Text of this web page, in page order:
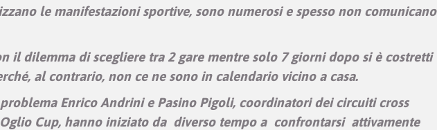
le manifestazioni sportive, sono numerosi e spesso non comunicano
il dilemma di scegliere tra 2 gare mentre solo 7 giorni dopo si è costretti
al contrario, non ce ne sono in calendario vicino a casa.
Enrico Andrini e Pasino Pigoli, coordinatori dei circuiti cross
Cup, hanno iniziato da diverso tempo a confrontarsi attivamente